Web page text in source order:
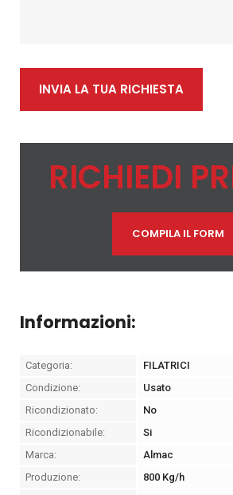
INVIA LA TUA RICHIESTA
RICHIEDI
COMPILA IL FORM
Informazioni:
Categoria:
FILATRICI
Condizione:
Usato
Ricondizionato:
No
Ricondizionabile:
Si
Marca:
Almac
Produzione:
800 Kg/h